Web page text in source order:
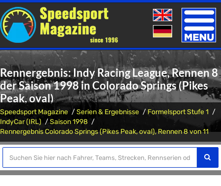
Toggle
Rennergebnis: Indy Racing League, Rennen 8
der Saison 1998 in Colorado Springs (Pikes
Peak, oval)
Speedsport Magazine Serien & Ergebnisse
Formelsport Stufe 1
IndyCar (IRL)
Saison 1998
Rennergebnis Colorado Springs (Pikes Peak, oval), Rennen 8 von 11